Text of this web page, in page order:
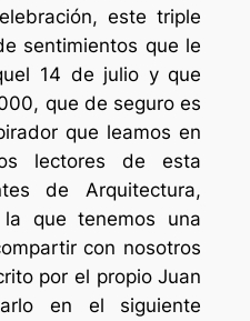
este triple
sentimientos que le
14 de julio y que
que de seguro es
que leamos en
lectores de esta
de Arquitectura,
que tenemos una
con nosotros
por el propio Juan
en el siguiente